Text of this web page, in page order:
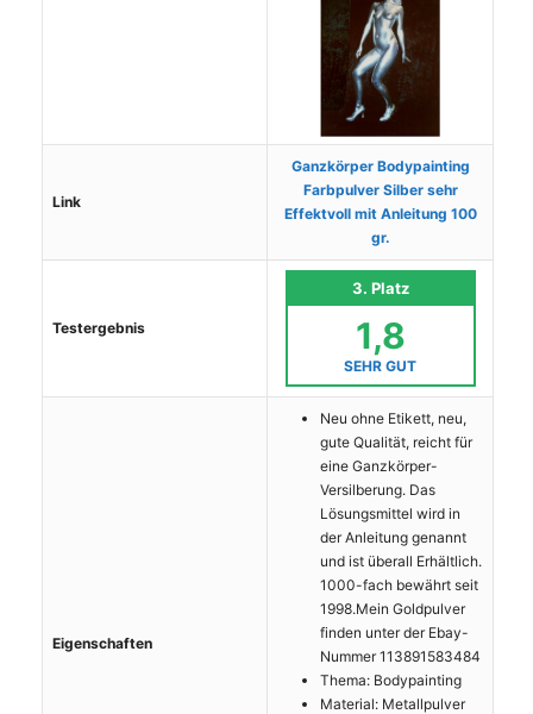
Link
Ganzkörper Bodypainting
Farbpulver Silber sehr
Effektvoll mit Anleitung 100
gr.
Testergebnis
3. Platz
1,8
SEHR GUT
Eigenschaften
Neu ohne Etikett, neu,
gute Qualität, reicht für
eine Ganzkörper-
Versilberung. Das
Lösungsmittel wird in
der Anleitung genannt
und ist überall Erhältlich.
1000-fach bewährt seit
1998.Mein Goldpulver
finden unter der Ebay-
Nummer 113891583484
Thema: Bodypainting
Material: Metallpulver